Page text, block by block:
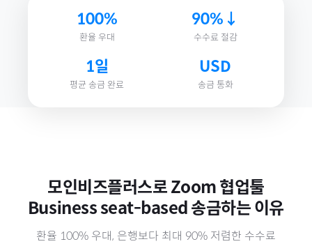
100%
환율 우대
90%↓
수수료 절감
1일
평균 송금 완료
USD
송금 통화
모인비즈플러스로 Zoom 협업툴
Business seat-based 송금하는 이유
환율 100% 우대, 은행보다 최대 90% 저렴한 수수료